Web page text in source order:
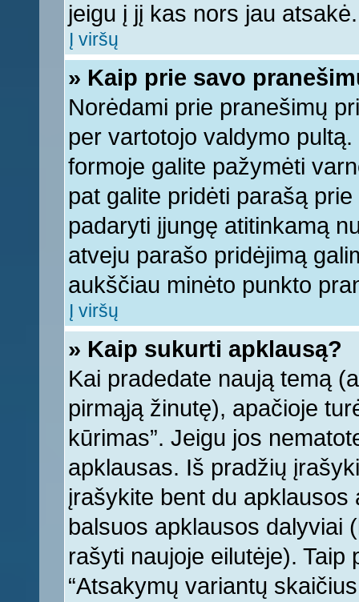
jeigu į jį kas nors jau atsakė.
Į viršų
» Kaip prie savo
Norėdami prie pranešimų
per vartotojo valdymo
formoje galite pažymėti
pat galite pridėti parašą
padaryti įjungę atitinkamą
atveju parašo pridėjimą
aukščiau minėto punkto
Į viršų
» Kaip sukurti apklausą?
Kai pradedate naują temą
pirmąją žinutę), apačioje
kūrimas”. Jeigu jos
apklausas. Iš pradžių
įrašykite bent du
balsuos apklausos dalyviai
rašyti naujoje eilutėje).
“Atsakymų variantų